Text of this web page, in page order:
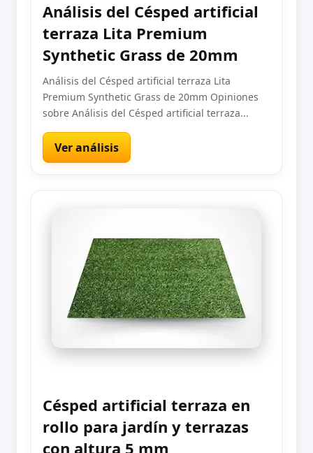
Análisis del Césped artificial
terraza Lita Premium
Synthetic Grass de 20mm
Análisis del Césped artificial terraza Lita
Premium Synthetic Grass de 20mm Opiniones
sobre Análisis del Césped artificial terraza...
Ver análisis
Césped artificial terraza en
rollo para jardín y terrazas
con altura 5 mm